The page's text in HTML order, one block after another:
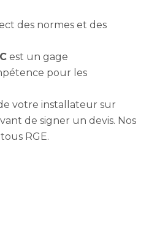
des normes et des
est un gage
pour les
votre installateur sur
de signer un devis. Nos
RGE.